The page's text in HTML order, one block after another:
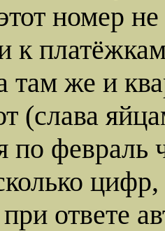
номер
к
там же и
(слава
по февраль
ответе